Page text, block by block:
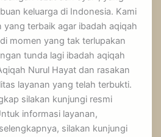
keluarga di Indonesia. Kami
yang terbaik agar ibadah aqiqah
momen yang tak terlupakan
tunda lagi ibadah aqiqah
Nurul Hayat dan rasakan
layanan yang telah terbukti.
silakan kunjungi resmi
informasi layanan,
silakan kunjungi